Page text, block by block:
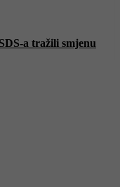
a tražili smjenu